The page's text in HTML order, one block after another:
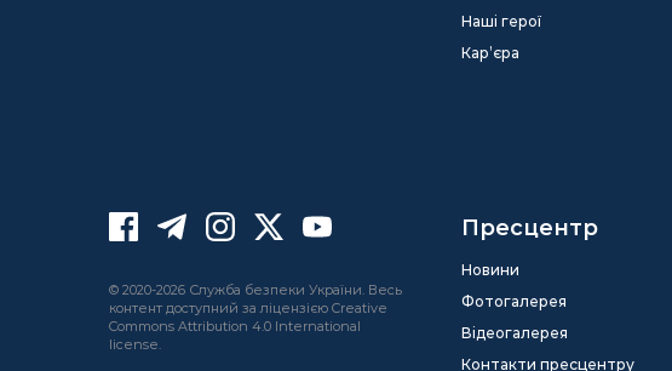
Наші герої
Кар’єра
Пресцентр
Новини
Фотогалерея
Відеогалерея
Контакти пресцентру
© 2020-2026 Служба безпеки України. Весь
контент доступний за ліцензією Creative
Commons Attribution 4.0 International
license.